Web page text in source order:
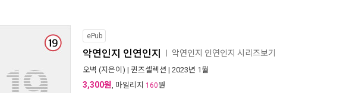
ePub
악연인지 인연인지 악연인지 인연인지 시리즈보기
오벽 (지은이) | 퀸즈셀렉션 | 2023년 1월
3,300원, 마일리지 160원